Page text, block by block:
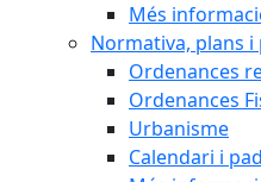
Més
Normativa, plans
Ordenances
Ordenances
Urbanisme
Calendari i